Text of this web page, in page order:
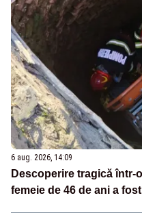
6 aug. 2026, 14:09
Descoperire tragică într-
femeie de 46 de ani a